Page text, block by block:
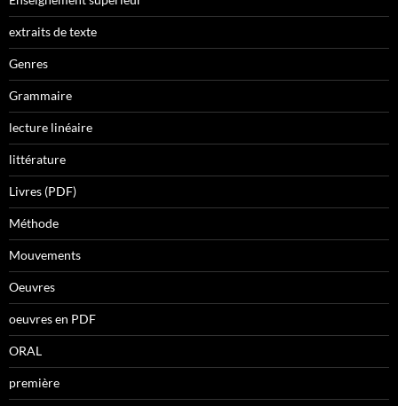
extraits de texte
Genres
Grammaire
lecture linéaire
littérature
Livres (PDF)
Méthode
Mouvements
Oeuvres
oeuvres en PDF
ORAL
première